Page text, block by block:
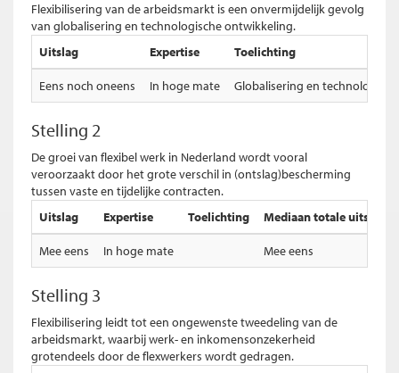
Flexibilisering van de arbeidsmarkt is een onvermijdelijk gevolg
van globalisering en technologische ontwikkeling.
Uitslag
Expertise Toelichting
Eens noch oneens In hoge mate Globalisering en
Stelling 2
De groei van flexibel werk in Nederland wordt vooral
veroorzaakt door het grote verschil in (ontslag)bescherming
tussen vaste en tijdelijke contracten.
Uitslag
Expertise Toelichting Mediaan totale uitslag
Mee eens In hoge mate Mee eens
Stelling 3
Flexibilisering leidt tot een ongewenste tweedeling van de
arbeidsmarkt, waarbij werk- en inkomensonzekerheid
grotendeels door de flexwerkers wordt gedragen.